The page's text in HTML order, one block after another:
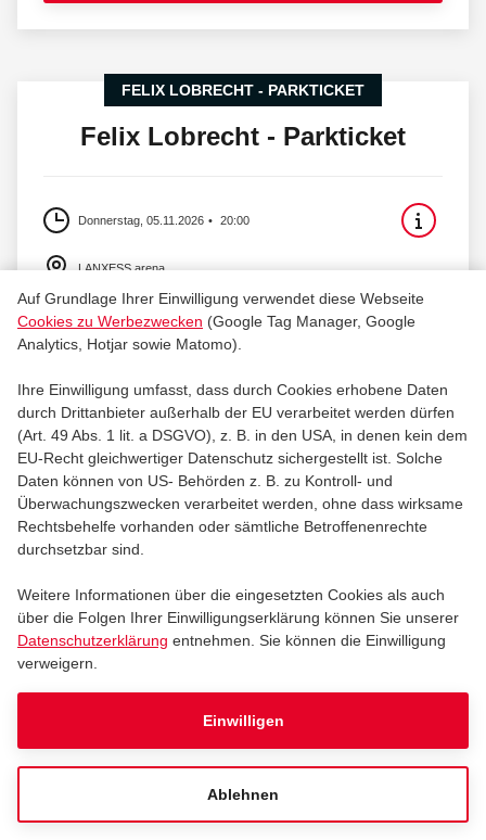
FELIX LOBRECHT - PARKTICKET
Felix Lobrecht - Parkticket
Donnerstag, 05.11.2026 20:00
LANXESS arena
Tickets
FELIX LOBRECHT - PARKTICKET
Felix Lobrecht - Parkticket
LANXESS arena
FELIX LOBRECHT - PARKTICKET
Auf Grundlage Ihrer Einwilligung verwendet diese Webseite
Cookies zu Werbezwecken (Google Tag Manager, Google
Analytics, Hotjar sowie Matomo).
Ihre Einwilligung umfasst, dass durch Cookies erhobene Daten
durch Drittanbieter außerhalb der EU verarbeitet werden dürfen
(Art. 49 Abs. 1 lit. a DSGVO), z. B. in den USA, in denen kein dem
EU-Recht gleichwertiger Datenschutz sichergestellt ist. Solche
Daten können von US- Behörden z. B. zu Kontroll- und
Überwachungszwecken verarbeitet werden, ohne dass wirksame
Rechtsbehelfe vorhanden oder sämtliche Betroffenenrechte
durchsetzbar sind.
Weitere Informationen über die eingesetzten Cookies als auch
über die Folgen Ihrer Einwilligungserklärung können Sie unserer
Datenschutzerklärung entnehmen. Sie können die Einwilligung
verweigern.
Einwilligen
Ablehnen